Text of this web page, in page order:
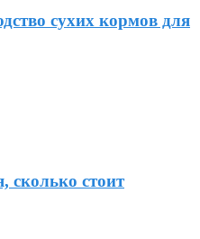
сухих кормов для
сколько стоит